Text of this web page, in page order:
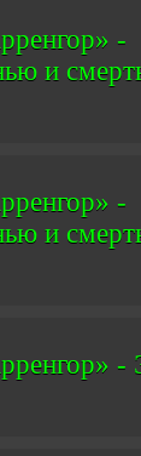
-
и
-
и
-